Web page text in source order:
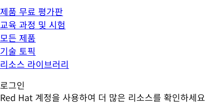
제품 무료 평가판
교육 과정 및 시험
모든 제품
기술 토픽
리소스 라이브러리
로그인
Red Hat 계정을 사용하여 더 많은 리소스를 확인하세요